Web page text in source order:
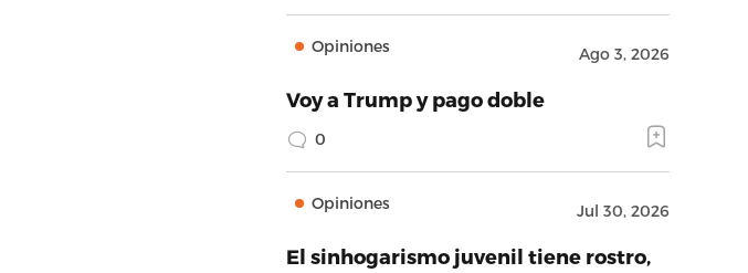
Opiniones Ago 3, 2026
Voy a Trump y pago doble
0
Opiniones Jul 30, 2026
El sinhogarismo juvenil tiene rostro,